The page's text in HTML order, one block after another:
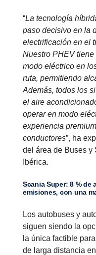
“La tecnología
paso decisivo en la
electrificación en el
Nuestro PHEV
modo eléctrico en
ruta, permitiendo
Además, todos los
el aire
operar en modo
experiencia
conductores”, ha
del área de Buses y
Ibérica.
Scania Super: 8 % de ahorro de combustible y
emisiones, con una
Los autobuses y
siguen siendo la
la única factible
de larga distancia